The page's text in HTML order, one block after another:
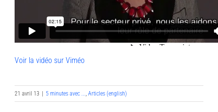
Voir la vidéo sur Viméo
21 avril 13 5 minutes avec ..., Articles (english)